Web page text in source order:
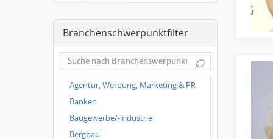
Chirurgie
Frauenheilkunde, Geburtshilfe
Hals-Nasen-Ohrenheilkunde
Hautkrankheiten,
Geschlechtskrankheiten
Hygienemedizin, Umweltmedizin
Innere Medizin
Branchenschwerpunktfilter
⌕
Agentur, Werbung, Marketing & PR
Banken
Baugewerbe/-industrie
Bergbau